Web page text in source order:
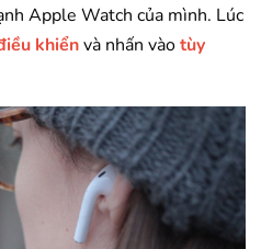
Apple Watch của mình. Lúc
khiểnvà nhấn vàotùy